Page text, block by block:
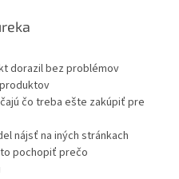
dorazil bez problémov
čo treba ešte zakúpiť pre
nájsť na iných stránkach
to pochopiť prečo